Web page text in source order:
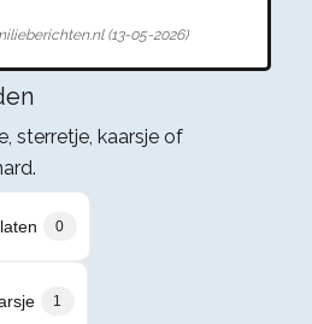
(13-05-2026)
sterretje, kaarsje of
0
1